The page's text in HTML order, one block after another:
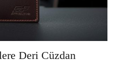
Deri Cüzdan